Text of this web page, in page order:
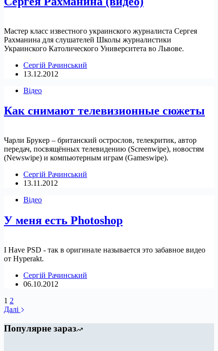
Мастер класс известного украинского журналиста Сергея
Рахманина для слушателей Школы журналистики
Украинского Католического Университета во Львове.
Сергій Рачинський
13.12.2012
Відео
Как снимают телевизионные сюжеты
Чарли Брукер – британский острослов, телекритик, автор
передач, посвящённых телевидению (Screenwipe), новостям
(Newswipe) и компьютерным играм (Gameswipe).
Сергій Рачинський
13.11.2012
Відео
У меня есть Photoshop
I Have PSD - так в оригинале называется это забавное видео
от Hyperakt.
Сергій Рачинський
06.10.2012
1 2
Далі
Популярне зараз